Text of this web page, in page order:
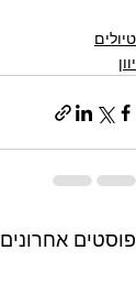
טיולים
יוון
פוסטים אחרונים